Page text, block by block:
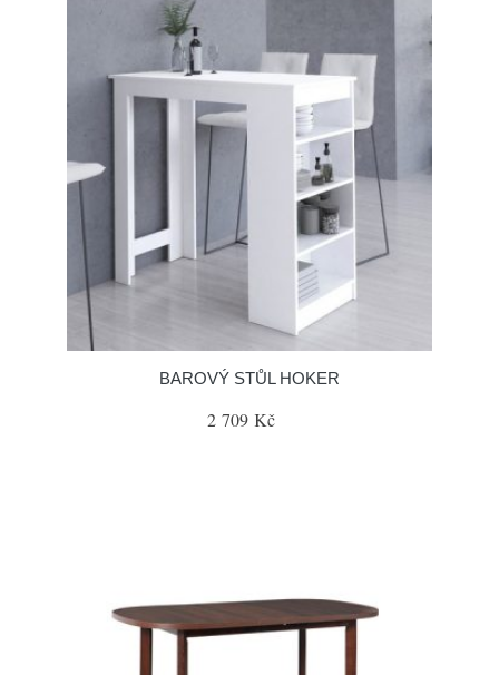
BAROVÝ STŮL HOKER
2 709 Kč